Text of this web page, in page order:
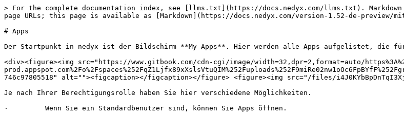
> For the complete documentation index, see [llms.txt](https://docs.nedyx.com/llms.txt).
page URLs; this page is available as [Markdown](https://docs.nedyx.com/version-1.52-de-preview/
# Apps
Der Startpunkt in nedyx ist der Bildschirm **My Apps**. Hier werden alle Apps aufgelistet, die
<div><figure><img src="https://www.gitbook.com/cdn-cgi/image/width=32,dpr=2,format=auto/
746c97805518" alt=""><figcaption></figcaption></figure> <figure><img src="/files/
Je nach Ihrer Berechtigungsrolle haben Sie hier verschiedene Möglichkeiten.
·         Wenn Sie ein Standardbenutzer sind, können Sie Apps öffnen.